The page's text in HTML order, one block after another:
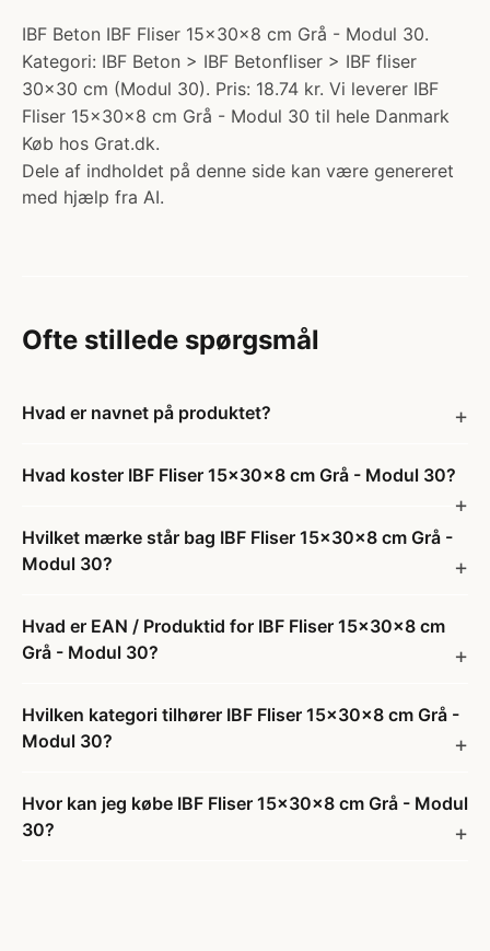
IBF Beton IBF Fliser 15x30x8 cm Grå - Modul 30.
Kategori: IBF Beton > IBF Betonfliser > IBF fliser
30x30 cm (Modul 30). Pris: 18.74 kr. Vi leverer IBF
Fliser 15x30x8 cm Grå - Modul 30 til hele Danmark
Køb hos Grat.dk.
Dele af indholdet på denne side kan være genereret
med hjælp fra AI.
Ofte stillede spørgsmål
Hvad er navnet på produktet?
Hvad koster IBF Fliser 15x30x8 cm Grå - Modul 30?
Hvilket mærke står bag IBF Fliser 15x30x8 cm Grå -
Modul 30?
Hvad er EAN / Produktid for IBF Fliser 15x30x8 cm
Grå - Modul 30?
Hvilken kategori tilhører IBF Fliser 15x30x8 cm Grå -
Modul 30?
Hvor kan jeg købe IBF Fliser 15x30x8 cm Grå - Modul
30?